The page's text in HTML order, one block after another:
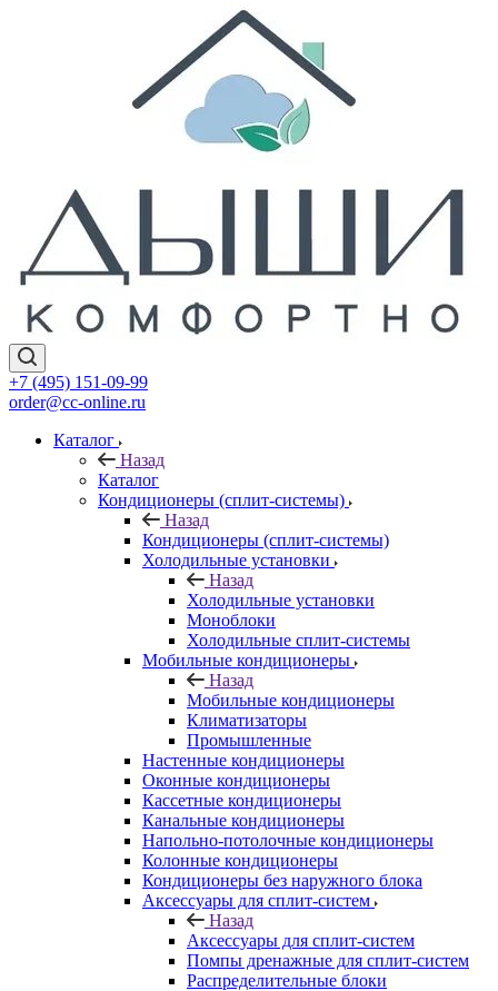
+7 (495) 151-09-99
order@cc-online.ru
Каталог
Назад
Каталог
Кондиционеры (сплит-системы)
Назад
Кондиционеры (сплит-системы)
Холодильные установки
Назад
Холодильные установки
Моноблоки
Холодильные сплит-системы
Мобильные кондиционеры
Назад
Мобильные кондиционеры
Климатизаторы
Промышленные
Настенные кондиционеры
Оконные кондиционеры
Кассетные кондиционеры
Канальные кондиционеры
Напольно-потолочные кондиционеры
Колонные кондиционеры
Кондиционеры без наружного блока
Аксессуары для сплит-систем
Назад
Аксессуары для сплит-систем
Помпы дренажные для сплит-систем
Распределительные блоки